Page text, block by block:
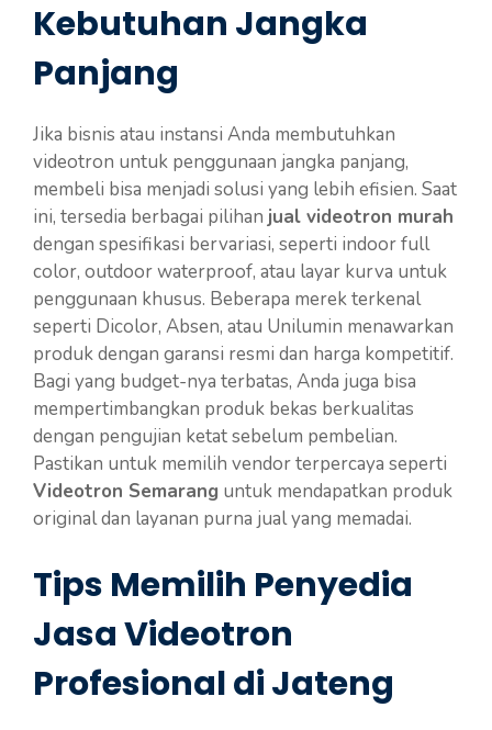
Kebutuhan Jangka
Panjang
Jika bisnis atau instansi Anda membutuhkan
videotron untuk penggunaan jangka panjang,
membeli bisa menjadi solusi yang lebih efisien. Saat
ini, tersedia berbagai pilihan jual videotron murah
dengan spesifikasi bervariasi, seperti indoor full
color, outdoor waterproof, atau layar kurva untuk
penggunaan khusus. Beberapa merek terkenal
seperti Dicolor, Absen, atau Unilumin menawarkan
produk dengan garansi resmi dan harga kompetitif.
Bagi yang budget-nya terbatas, Anda juga bisa
mempertimbangkan produk bekas berkualitas
dengan pengujian ketat sebelum pembelian.
Pastikan untuk memilih vendor terpercaya seperti
Videotron Semarang untuk mendapatkan produk
original dan layanan purna jual yang memadai.
Tips Memilih Penyedia
Jasa Videotron
Profesional di Jateng